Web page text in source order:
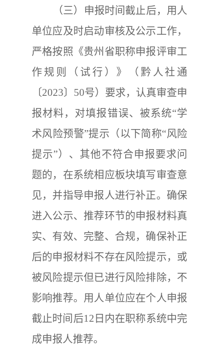
（三）申报时间截止后，用人
单位应及时启动审核及公示工作，
严格按照《贵州省职称申报评审工
作规则（试行）》
（黔人社通
〔2023〕 50号）要求，认真审查申
报材料，对填报错误、被系统“学
术风险预警”提示（以下简称“风险
提示”）、其他不符合申报要求问
题的，在系统相应板块填写审查意
见，并指导申报人进行补正。确保
进入公示、推荐环节的申报材料真
实、有效、完整、合规，确保补正
后的申报材料不存在风险提示，或
被风险提示但已进行风险排除，不
影响推荐。 用人单位应在个人申报
截止时间后12 日内在职称系统中完
成申报人推荐。